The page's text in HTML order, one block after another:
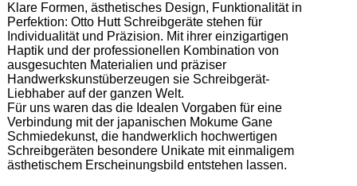
Klare Formen, ästhetisches Design, Funktionalität in
Perfektion: Otto Hutt Schreibgeräte stehen für
Individualität und Präzision. Mit ihrer einzigartigen
Haptik und der professionellen Kombination von
ausgesuchten Materialien und präziser
Handwerkskunstüberzeugen sie Schreibgerät-
Liebhaber auf der ganzen Welt.
Für uns waren das die Idealen Vorgaben für eine
Verbindung mit der japanischen Mokume Gane
Schmiedekunst, die handwerklich hochwertigen
Schreibgeräten besondere Unikate mit einmaligem
ästhetischem Erscheinungsbild entstehen lassen.